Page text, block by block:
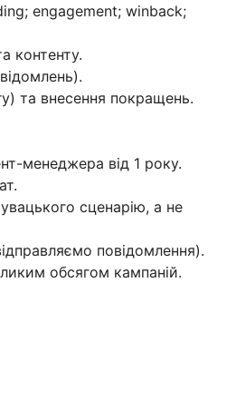
engagement; winback;
контенту.
та внесення покращень.
менеджера від 1 року.
сценарію, а не
повідомлення).
обсягом кампаній.